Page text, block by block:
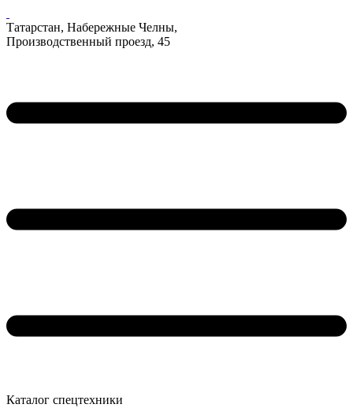
Татарстан, Набережные Челны,
Производственный проезд, 45
Каталог спецтехники